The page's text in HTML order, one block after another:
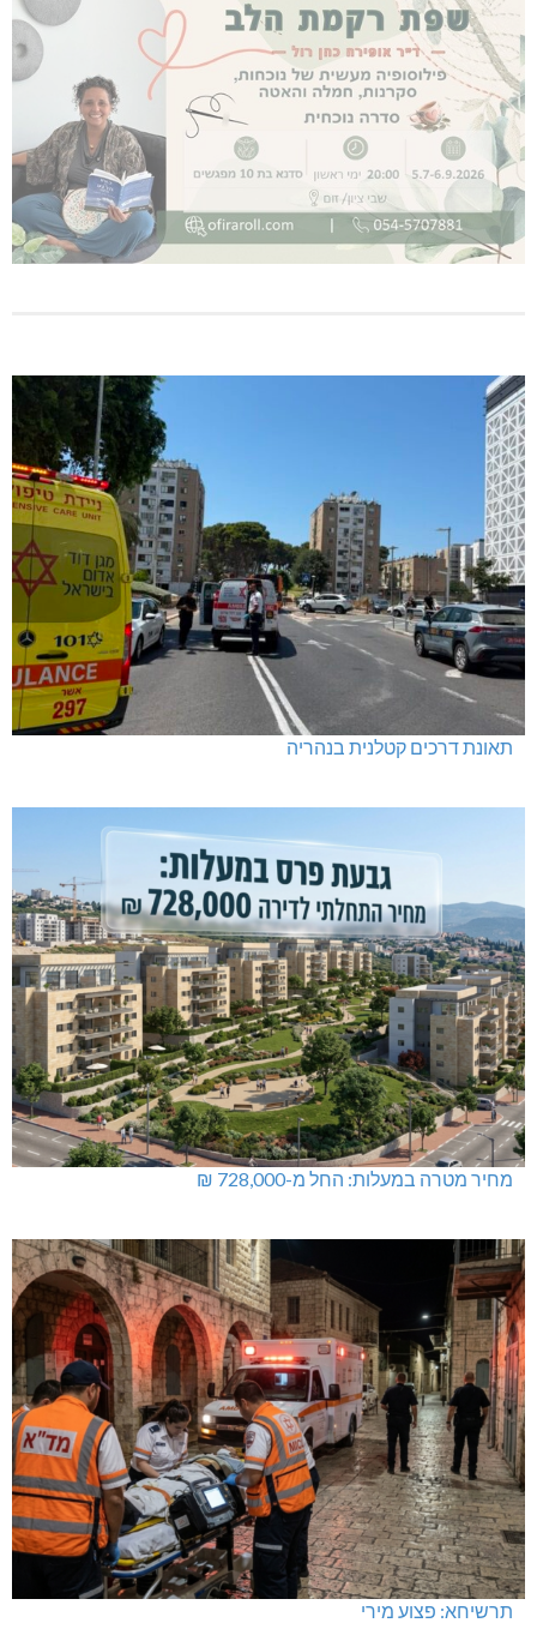
תאונת דרכים קטלנית בנהריה
מחיר מטרה במעלות: החל מ-728,000 ₪
תרשיחא: פצוע מירי